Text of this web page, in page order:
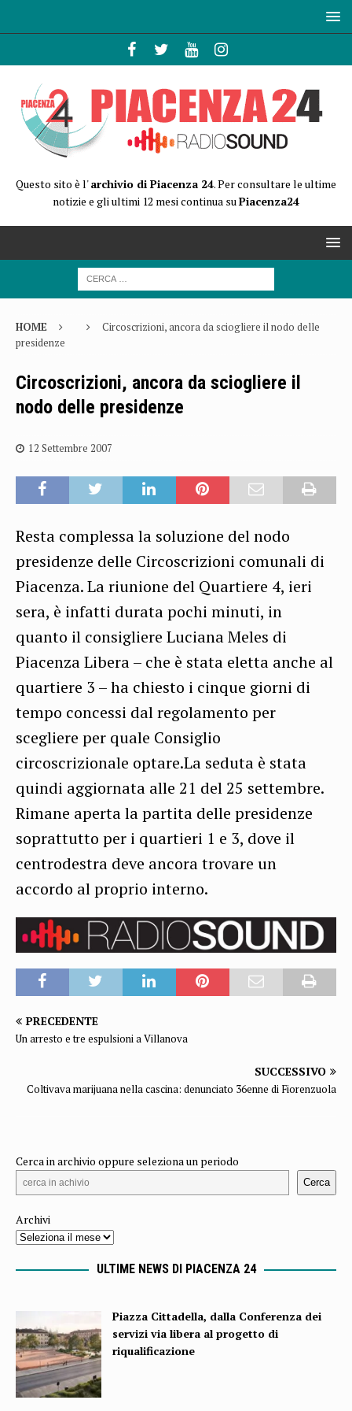
Questo sito è l'archivio di Piacenza 24. Per consultare le ultime
notizie e gli ultimi 12 mesi continua suPiacenza24
HOME
Circoscrizioni, ancora da sciogliere il nodo delle
presidenze
Circoscrizioni, ancora da sciogliere il
nodo delle presidenze
12 Settembre 2007
Resta complessa la soluzione del nodo
presidenze delle Circoscrizioni comunali di
Piacenza. La riunione del Quartiere 4, ieri
sera, è infatti durata pochi minuti, in
quanto il consigliere Luciana Meles di
Piacenza Libera – che è stata eletta anche al
quartiere 3 – ha chiesto i cinque giorni di
tempo concessi dal regolamento per
scegliere per quale Consiglio
circoscrizionale optare.La seduta è stata
quindi aggiornata alle 21 del 25 settembre.
Rimane aperta la partita delle presidenze
soprattutto per i quartieri 1 e 3, dove il
centrodestra deve ancora trovare un
accordo al proprio interno.
PRECEDENTE
Un arresto e tre espulsioni a Villanova
SUCCESSIVO
Coltivava marijuana nella cascina: denunciato 36enne di Fiorenzuola
Cerca in archivio oppure seleziona un periodo
Cerca
Archivi
ULTIME NEWS DI PIACENZA 24
Piazza Cittadella, dalla Conferenza dei
servizi via libera al progetto di
riqualificazione